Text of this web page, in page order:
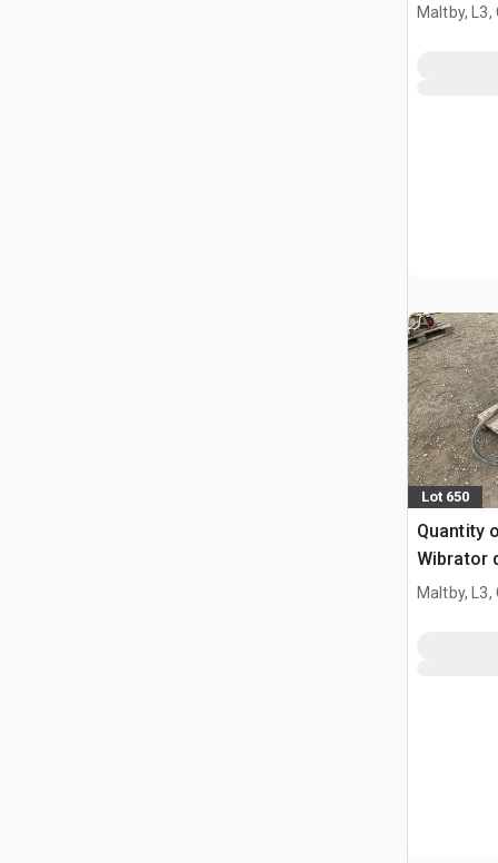
Maltby, L3,
Lot 650
Quantity
Wibrator
Maltby, L3,